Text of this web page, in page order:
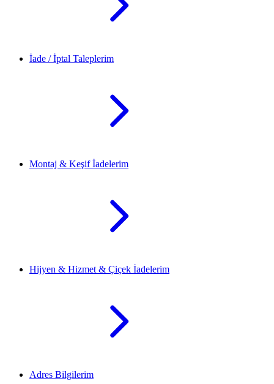
İade / İptal Taleplerim
Montaj & Keşif İadelerim
Hijyen & Hizmet & Çiçek İadelerim
Adres Bilgilerim